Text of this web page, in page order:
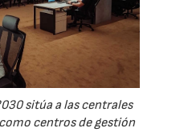
sitúa a las centrales
centros de gestión